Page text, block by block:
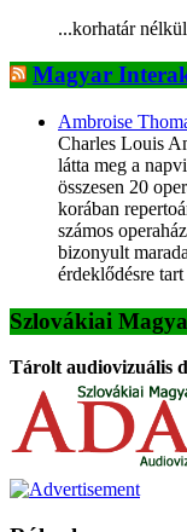
...korhatár
Magyar
Ambroise
Charles Louis
látta meg a
összesen 20
korában
számos
bizonyult
érdeklődésre
Szlovákiai
Tárolt audiovizuális